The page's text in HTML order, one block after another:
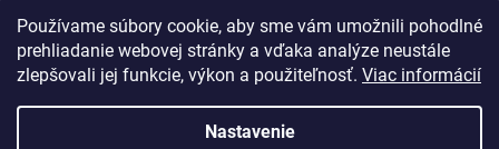
Používame súbory cookie, aby sme vám umožnili pohodlné
prehliadanie webovej stránky a vďaka analýze neustále
zlepšovali jej funkcie, výkon a použiteľnosť. Viac informácií
Nastavenie
Obchodné podmienky
Ochrana osobných údajov